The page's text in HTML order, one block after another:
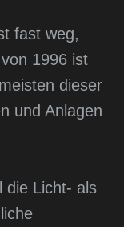
fast weg,
1996 ist
dieser
und Anlagen
die Licht- als